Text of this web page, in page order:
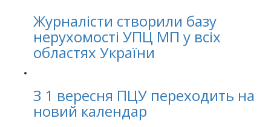
Журналісти створили базу
нерухомості УПЦ МП у всіх
областях України
З 1 вересня ПЦУ переходить на
новий календар